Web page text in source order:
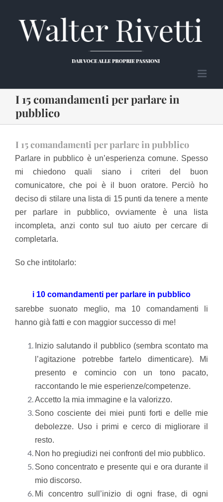
contenuto
I 15 comandamenti per parlare in
pubblico
I 15 comandamenti per parlare in pubblico
Parlare in pubblico è un’esperienza comune. Spesso
mi chiedono quali siano i criteri del buon
comunicatore, che poi è il buon oratore. Perciò ho
deciso di stilare una lista di 15 punti da tenere a mente
per parlare in pubblico, ovviamente è una lista
incompleta, anzi conto sul tuo aiuto per cercare di
completarla.
So che intitolarlo:
i 10 comandamenti per parlare in pubblico
sarebbe suonato meglio, ma 10 comandamenti li
hanno già fatti e con maggior successo di me!
Inizio salutando il pubblico (sembra scontato ma
l’agitazione potrebbe fartelo dimenticare). Mi
presento e comincio con un tono pacato,
raccontando le mie esperienze/competenze.
Accetto la mia immagine e la valorizzo.
Sono cosciente dei miei punti forti e delle mie
debolezze. Uso i primi e cerco di migliorare il
resto.
Non ho pregiudizi nei confronti del mio pubblico.
Sono concentrato e presente qui e ora durante il
mio discorso.
Mi concentro sull’inizio di ogni frase, di ogni